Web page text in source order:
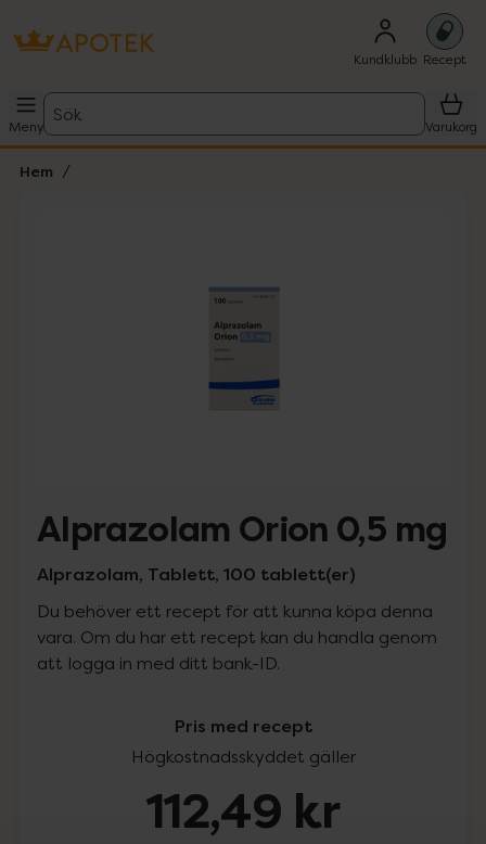
Kundklubb Recept
Meny
Sök
Varukorg
Hem
Alprazolam Orion 0,5 mg
Alprazolam, Tablett, 100 tablett(er)
Du behöver ett recept för att kunna köpa denna
vara. Om du har ett recept kan du handla genom
att logga in med ditt bank-ID.
Pris med recept
Högkostnadsskyddet gäller
112,49 kr